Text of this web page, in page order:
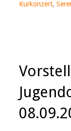
Kurkonzert,